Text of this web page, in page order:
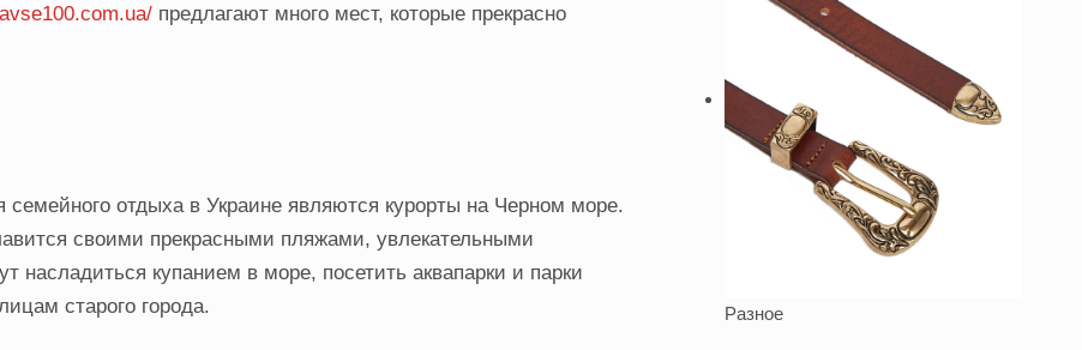
предлагают много мест, которые прекрасно
отдыха в Украине являются курорты на Черном море.
своими прекрасными пляжами, увлекательными
насладиться купанием в море, посетить аквапарки и парки
старого города.
Разное